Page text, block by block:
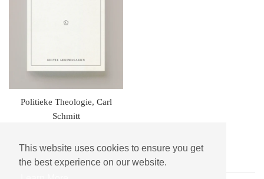
This website uses cookies to ensure you get
the best experience on our website.
Politieke Theologie, Carl
Schmitt
prijs